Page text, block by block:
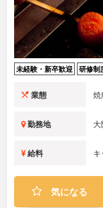
未経験・新卒歓迎 研修制
業態 焼
勤務地 大
給料 キ
気になる